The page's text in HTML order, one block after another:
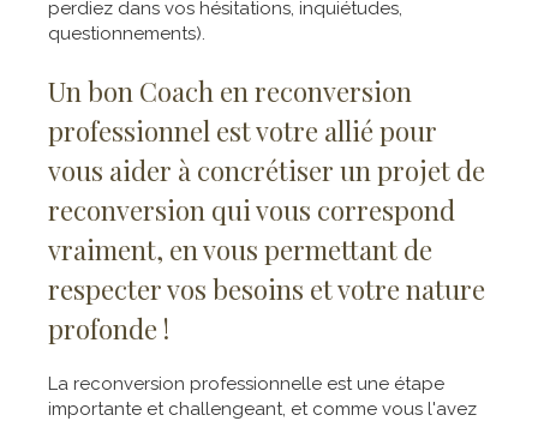
perdiez dans vos hésitations, inquiétudes,
questionnements).
Un bon Coach en reconversion
professionnel est votre allié pour
vous aider à concrétiser un projet de
reconversion qui vous correspond
vraiment, en vous permettant de
respecter vos besoins et votre nature
profonde !
La reconversion professionnelle est une étape
importante et challengeant, et comme vous l'avez